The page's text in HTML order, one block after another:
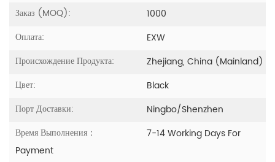
Заказ (MOQ):
1000
Оплата:
EXW
Происхождение Продукта:
Zhejiang, China (Mainland)
Цвет:
Black
Порт Доставки:
Ningbo/Shenzhen
Время Выполнения：
7-14 Working Days For
Payment